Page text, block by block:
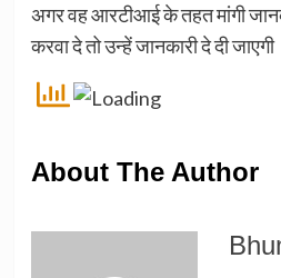
अगर वह आरटीआई के तहत मांगी
करवा दे तो उन्हें जानकारी दे दी जाएगी
About The Author